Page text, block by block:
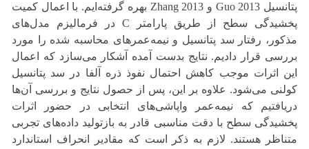
پتانسیل Guo 2013 و Zhang 2013 بهره گرفته‌ایم. با اعمال کمیت
پخشیدگی سطح از طریق پارامتر C در فرمالیزم مدل‌های
مذکور، رفتار سد پتانسیل و نیمه‌عمرهای محاسبه شده را مورد
بررسی قرار دادیم. نتایج بدست آمده آشکار می‌سازد که اعمال
این اثرات موجب کاهش احتمال نفوذ ذره آلفا در سد پتانسیل
کولنی می‌شود. علاوه بر این، پس از حصول نتایج و بررسی آن‌ها
دریافتیم که نیمه‌عمر واپاشی‌های انتخابی در حضور اثرات
پخشیدگی سطح با دقت مناسبی قادر به بازتولید داده‌های تجربی
متناظر هستند. لازم به ذکر است که مقادیر انحراف استاندارد